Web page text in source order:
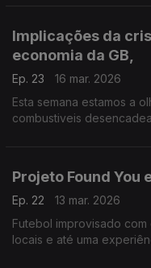
Implicações da
economia da GB,
Ep. 23
16 mar. 2026
Esta semana estamos a
combustiveis
Projeto Found You
Ep. 22
13 mar. 2026
Futebol improvisado
locais e até uma